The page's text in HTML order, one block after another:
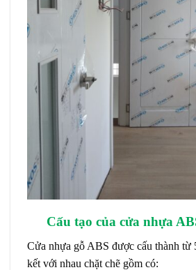
Cấu tạo của cửa nhựa
Cửa nhựa gỗ ABS được cấu thành từ
kết với nhau chặt chẽ gồm có: